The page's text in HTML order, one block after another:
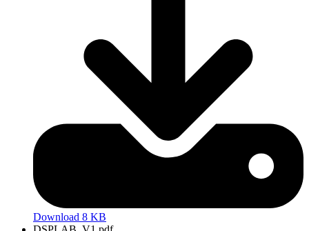
Download 8 KB